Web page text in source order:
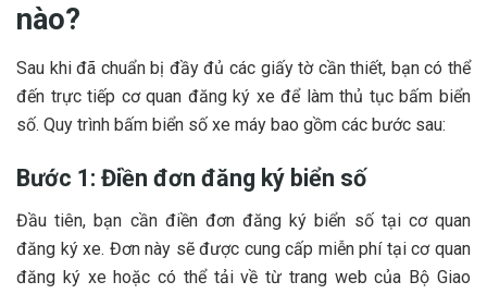
nào?
Sau khi đã chuẩn bị đầy đủ các giấy tờ cần thiết, bạn có thể
đến trực tiếp cơ quan đăng ký xe để làm thủ tục bấm biển
số. Quy trình bấm biển số xe máy bao gồm các bước sau:
Bước 1: Điền đơn đăng ký biển số
Đầu tiên, bạn cần điền đơn đăng ký biển số tại cơ quan
đăng ký xe. Đơn này sẽ được cung cấp miễn phí tại cơ quan
đăng ký xe hoặc có thể tải về từ trang web của Bộ Giao